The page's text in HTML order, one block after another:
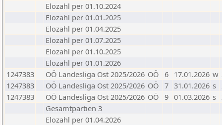
Elozahl per 01.10.2024
Elozahl per 01.01.2025
Elozahl per 01.04.2025
Elozahl per 01.07.2025
Elozahl per 01.10.2025
Elozahl per 01.01.2026
1247383
OÖ Landesliga Ost 2025/2026 OÖ 6 17.01.2026 w
1247383
OÖ Landesliga Ost 2025/2026 OÖ 7 31.01.2026 s
1247383
OÖ Landesliga Ost 2025/2026 OÖ 9 01.03.2026 s
Gesamtpartien 3
Elozahl per 01.04.2026